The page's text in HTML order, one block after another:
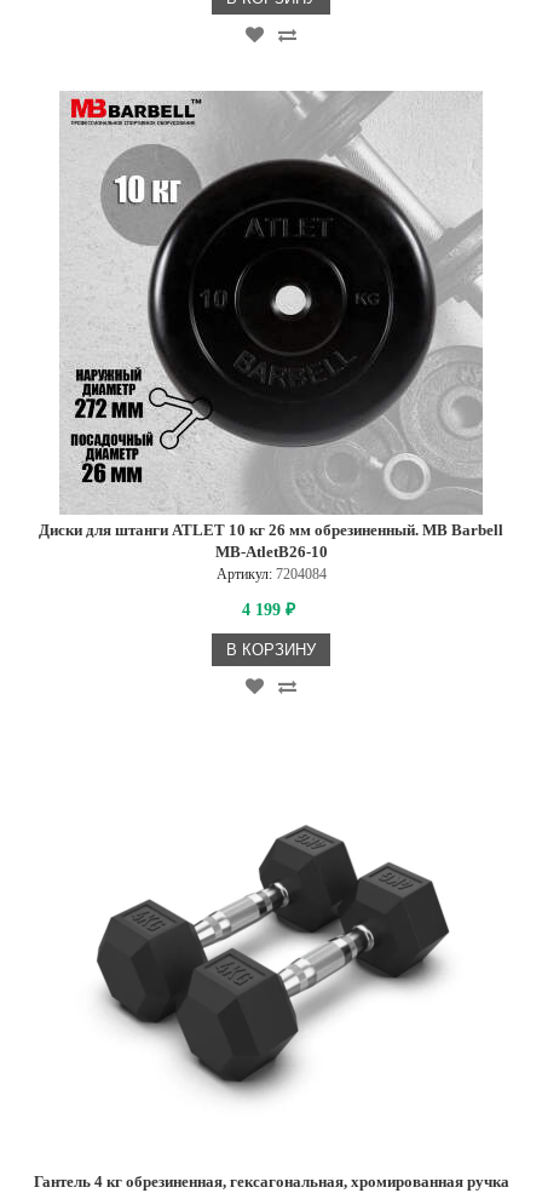
Диски для штанги ATLET 10 кг 26 мм обрезиненный. MB Barbell
MB-AtletB26-10
Артикул: 7204084
4 199 ₽
В КОРЗИНУ
Гантель 4 кг обрезиненная, гексагональная, хромированная ручка